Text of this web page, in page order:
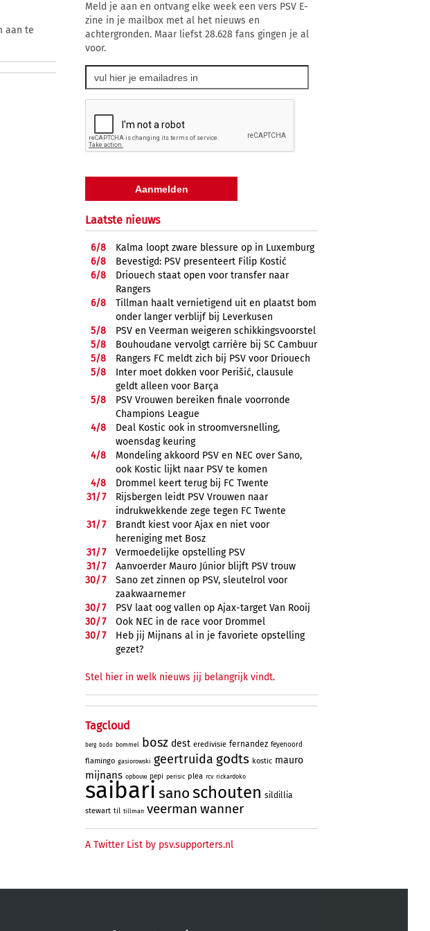
aan te
Meld je aan en ontvang elke week een vers PSV E-
zine in je mailbox met al het nieuws en
achtergronden. Maar liefst 28.628 fans gingen je al
voor.
Laatste nieuws
6/8
Kalma loopt zware blessure op in Luxemburg
6/8
Bevestigd: PSV presenteert Filip Kostić
6/8
Driouech staat open voor transfer naar
Rangers
6/8
Tillman haalt vernietigend uit en plaatst bom
onder langer verblijf bij Leverkusen
5/8
PSV en Veerman weigeren schikkingsvoorstel
5/8
Bouhoudane vervolgt carrière bij SC Cambuur
5/8
Rangers FC meldt zich bij PSV voor Driouech
5/8
Inter moet dokken voor Perišić, clausule
geldt alleen voor Barça
5/8
PSV Vrouwen bereiken finale voorronde
Champions League
4/8
Deal Kostic ook in stroomversnelling,
woensdag keuring
4/8
Mondeling akkoord PSV en NEC over Sano,
ook Kostic lijkt naar PSV te komen
4/8
Drommel keert terug bij FC Twente
31/7
Rijsbergen leidt PSV Vrouwen naar
indrukwekkende zege tegen FC Twente
31/7
Brandt kiest voor Ajax en niet voor
hereniging met Bosz
31/7
Vermoedelijke opstelling PSV
31/7
Aanvoerder Mauro Júnior blijft PSV trouw
30/7
Sano zet zinnen op PSV, sleutelrol voor
zaakwaarnemer
30/7
PSV laat oog vallen op Ajax-target Van Rooij
30/7
Ook NEC in de race voor Drommel
30/7
Heb jij Mijnans al in je favoriete opstelling
gezet?
Stel hier in welk nieuws jij belangrijk vindt.
Tagcloud
berg bodo bommel bosz dest eredivisie fernandez feyenoord
flamingo gasiorowski geertruida godts kostic mauro
mijnans opbouw pepi perisic plea rcv rickardoko
saibari sanoschouten sildillia
stewart til tillman veerman wanner
A Twitter List by psv.supporters.nl